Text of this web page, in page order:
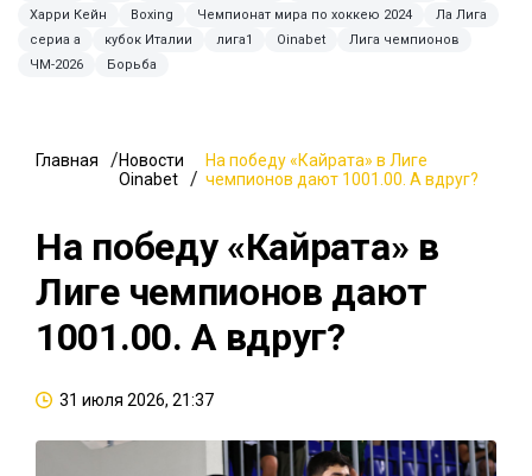
Харри Кейн
Boxing Чемпионат мира по хоккею 2024
Ла Лига
сериа а
кубок Италии лига1 Oinabet
Лига чемпионов
ЧМ-2026
Борьба
Главная
Новости
Oinabet
На победу «Кайрата» в Лиге
чемпионов дают 1001.00. А вдруг?
На победу «Кайрата» в
Лиге чемпионов дают
1001.00. А вдруг?
31 июля 2026, 21:37